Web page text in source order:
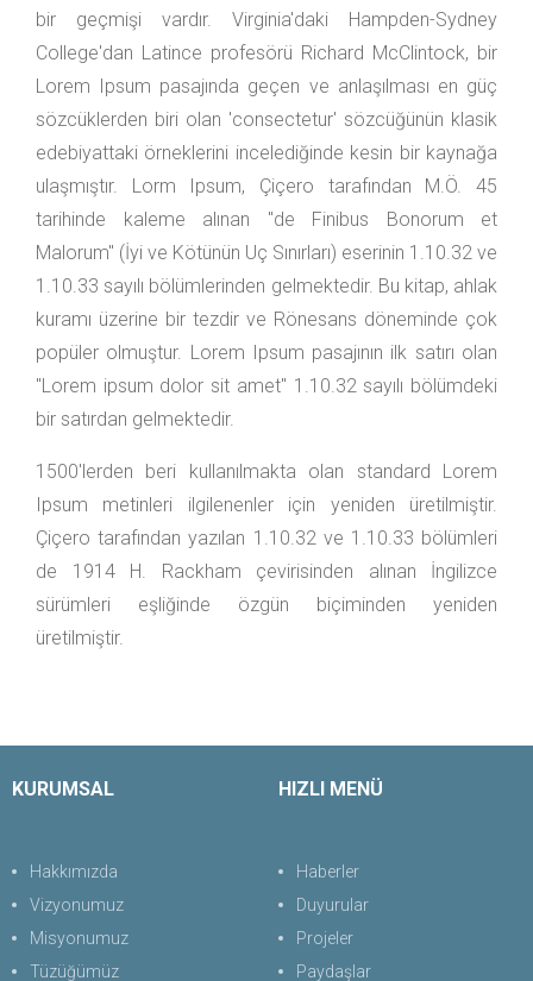
bir geçmişi vardır. Virginia'daki Hampden-Sydney
College'dan Latince profesörü Richard McClintock, bir
Lorem Ipsum pasajında geçen ve anlaşılması en güç
sözcüklerden biri olan 'consectetur' sözcüğünün klasik
edebiyattaki örneklerini incelediğinde kesin bir kaynağa
ulaşmıştır. Lorm Ipsum, Çiçero tarafından M.Ö. 45
tarihinde kaleme alınan "de Finibus Bonorum et
Malorum" (İyi ve Kötünün Uç Sınırları) eserinin 1.10.32 ve
1.10.33 sayılı bölümlerinden gelmektedir. Bu kitap, ahlak
kuramı üzerine bir tezdir ve Rönesans döneminde çok
popüler olmuştur. Lorem Ipsum pasajının ilk satırı olan
"Lorem ipsum dolor sit amet" 1.10.32 sayılı bölümdeki
bir satırdan gelmektedir.
1500'lerden beri kullanılmakta olan standard Lorem
Ipsum metinleri ilgilenenler için yeniden üretilmiştir.
Çiçero tarafından yazılan 1.10.32 ve 1.10.33 bölümleri
de 1914 H. Rackham çevirisinden alınan İngilizce
sürümleri eşliğinde özgün biçiminden yeniden
üretilmiştir.
KURUMSAL
Hakkımızda
Vizyonumuz
Misyonumuz
Tüzüğümüz
HIZLI MENÜ
Haberler
Duyurular
Projeler
Paydaşlar